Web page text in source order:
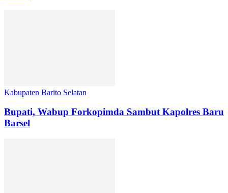
Kabupaten Barito Selatan
Bupati, Wabup Forkopimda Sambut Kapolres Baru
Barsel